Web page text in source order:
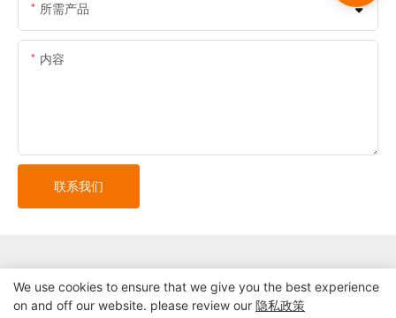
所需产品
内容
联系我们
版权所有© 2024 深圳市精益自助终端系统有限公司 |
We use cookies to ensure that we give you the best experience
on and off our website. please review our 隐私政策